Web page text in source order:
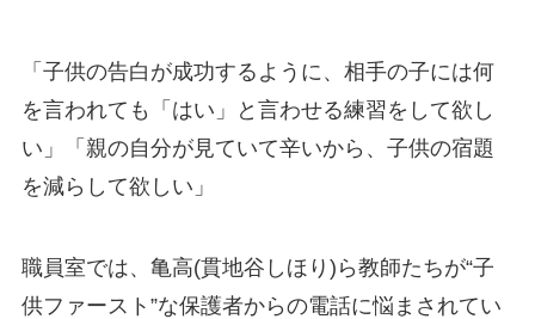
「子供の告白が成功するように、相手の子には何
を言われても「はい」と言わせる練習をして欲し
い」「親の自分が見ていて辛いから、子供の宿題
を減らして欲しい」
職員室では、亀高(貫地谷しほり)ら教師たちが“子
供ファースト”な保護者からの電話に悩まされてい